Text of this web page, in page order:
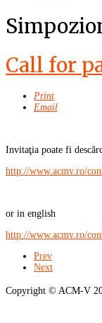
Call for
Print
Email
Invitaţia poate fi
http://www.acmv.ro/
or in english
http://www.acmv.ro/
Prev
Next
Copyright © ACM-V